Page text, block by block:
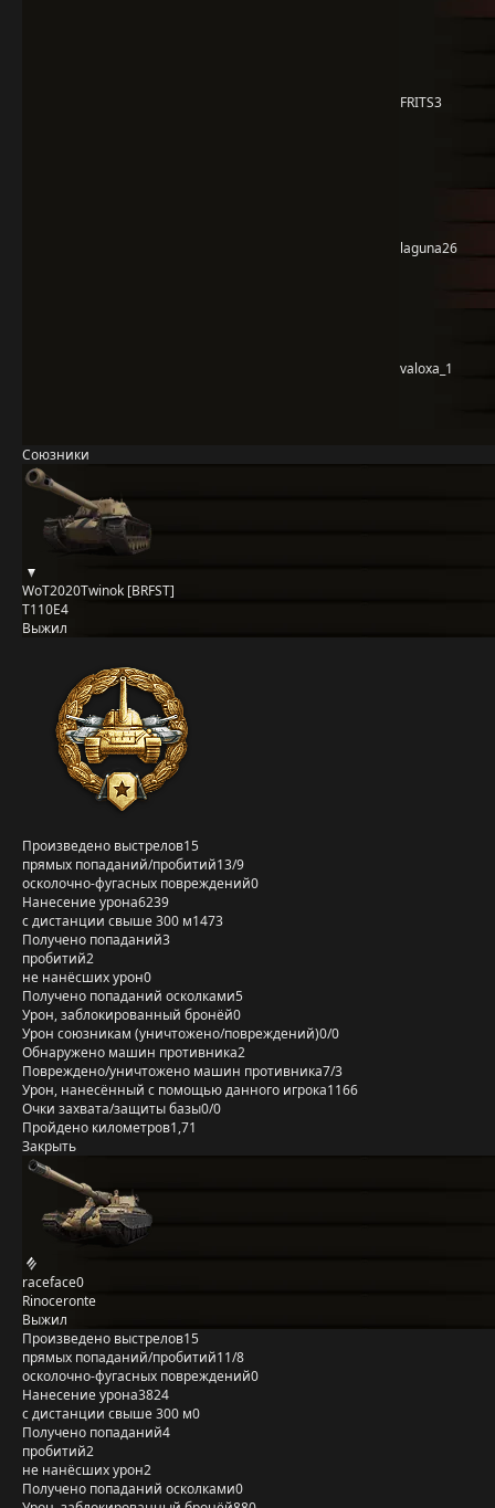
FRITS3
laguna26
valoxa_1
Союзники
WoT2020Twinok [BRFST]
T110E4
Выжил
Произведено выстрелов15
прямых попаданий/пробитий13/9
осколочно-фугасных повреждений0
Нанесение урона6239
с дистанции свыше 300 м1473
Получено попаданий3
пробитий2
не нанёсших урон0
Получено попаданий осколками5
Урон, заблокированный бронёй0
Урон союзникам (уничтожено/повреждений)0/0
Обнаружено машин противника2
Повреждено/уничтожено машин противника7/3
Урон, нанесённый с помощью данного игрока1166
Очки захвата/защиты базы0/0
Пройдено километров1,71
Закрыть
raceface0
Rinoceronte
Выжил
Произведено выстрелов15
прямых попаданий/пробитий11/8
осколочно-фугасных повреждений0
Нанесение урона3824
с дистанции свыше 300 м0
Получено попаданий4
пробитий2
не нанёсших урон2
Получено попаданий осколками0